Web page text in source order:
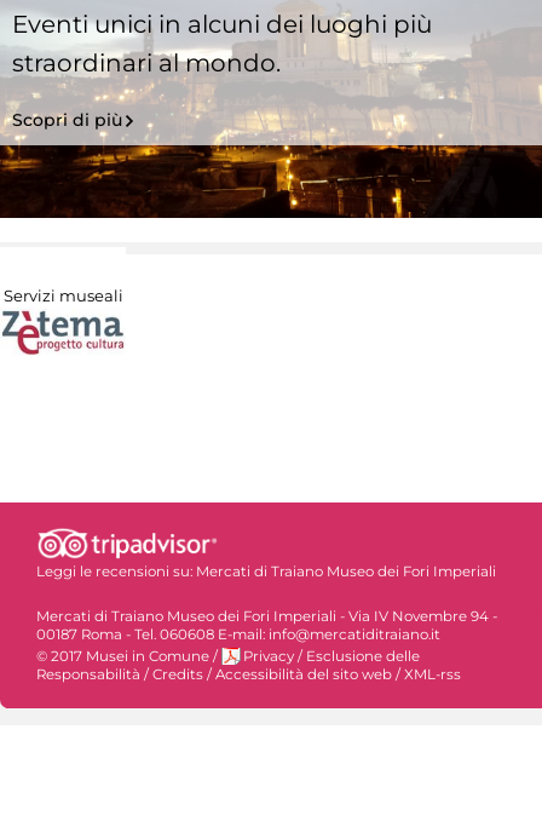
Eventi unici in alcuni dei luoghi più
straordinari al mondo.
Scopri di più
Servizi museali
Leggi le recensioni su: Mercati di Traiano Museo dei Fori Imperiali
Mercati di Traiano Museo dei Fori Imperiali - Via IV Novembre 94 -
00187 Roma - Tel. 060608 E-mail: info@mercatiditraiano.it
© 2017 Musei in Comune / Privacy / Esclusione delle
Responsabilità / Credits / Accessibilità del sito web / XML-rss